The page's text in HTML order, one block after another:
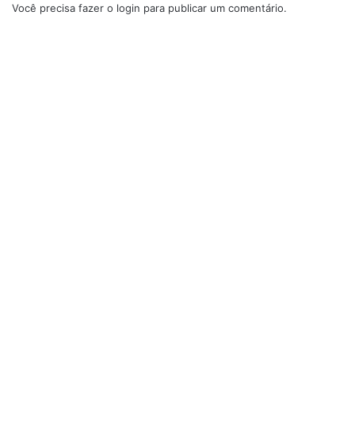
Você precisa fazer o login para publicar um comentário.